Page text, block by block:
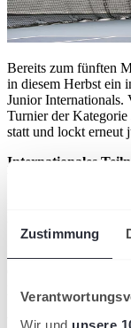
Zustimmung
Wir und unsere
Bereits zum fünften
in diesem Herbst ein
Junior Internationals.
Turnier der
statt und lockt erneut
Internationales
„Dass wir das
für uns Bestätigung
Spielerinnen und
wir auch in diesem